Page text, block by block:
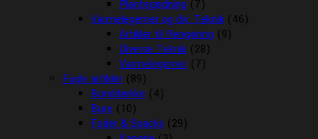
Plantegødning (7)
Varmelegemer og div. Teknik (46)
Artikler til Rengøring (9)
Diverse Teknik (28)
Varmelegemer (7)
Fugle artikler (89)
Bunddække (4)
Bure (10)
Foder & Snacks (29)